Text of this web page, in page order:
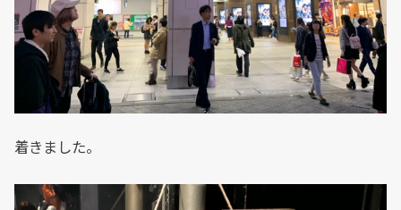
着きました。